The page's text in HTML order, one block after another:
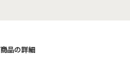
商品の詳細